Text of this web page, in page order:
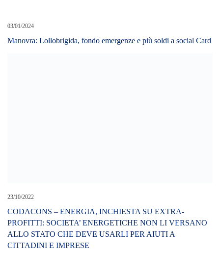
03/01/2024
Manovra: Lollobrigida, fondo emergenze e più soldi a social Card